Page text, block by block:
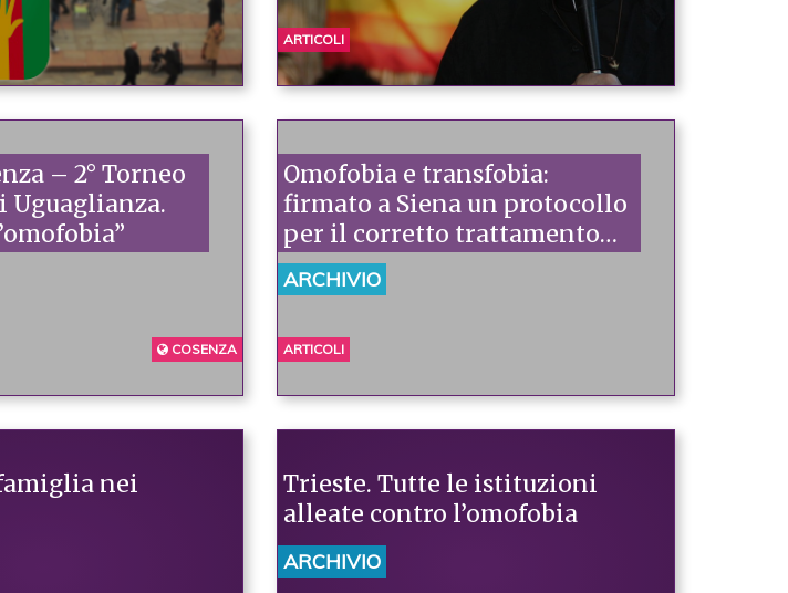
ARTICOLI
– 2° Torneo
Uguaglianza.
COSENZA
Omofobia e transfobia:
firmato a Siena un protocollo
per il corretto trattamento
giornalistico delle
informazioni
ARCHIVIO
ARTICOLI
nei
Trieste. Tutte le istituzioni
alleate contro l’omofobia
ARCHIVIO